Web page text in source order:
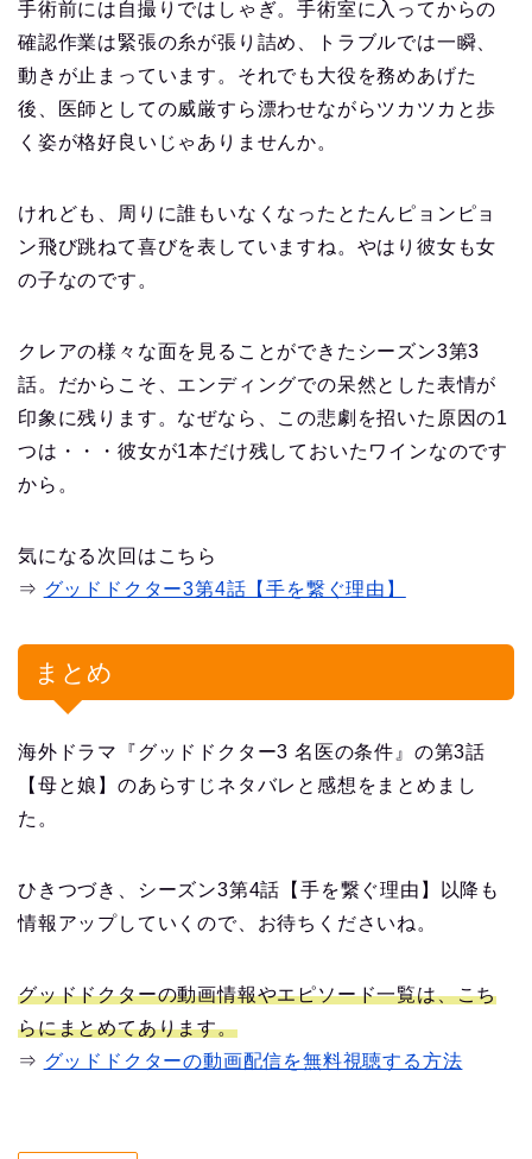
手術前には自撮りではしゃぎ。手術室に入ってからの
確認作業は緊張の糸が張り詰め、トラブルでは一瞬、
動きが止まっています。それでも大役を務めあげた
後、医師としての威厳すら漂わせながらツカツカと歩
く姿が格好良いじゃありませんか。
けれども、周りに誰もいなくなったとたんピョンピョ
ン飛び跳ねて喜びを表していますね。やはり彼女も女
の子なのです。
クレアの様々な面を見ることができたシーズン3第3
話。だからこそ、エンディングでの呆然とした表情が
印象に残ります。なぜなら、この悲劇を招いた原因の1
つは・・・彼女が1本だけ残しておいたワインなのです
から。
気になる次回はこちら
⇒ グッドドクター3第4話【手を繋ぐ理由】
まとめ
海外ドラマ『グッドドクター3 名医の条件』の第3話
【母と娘】のあらすじネタバレと感想をまとめまし
た。
ひきつづき、シーズン3第4話【手を繋ぐ理由】以降も
情報アップしていくので、お待ちくださいね。
グッドドクターの動画情報やエピソード一覧は、こち
らにまとめてあります。
⇒ グッドドクターの動画配信を無料視聴する方法